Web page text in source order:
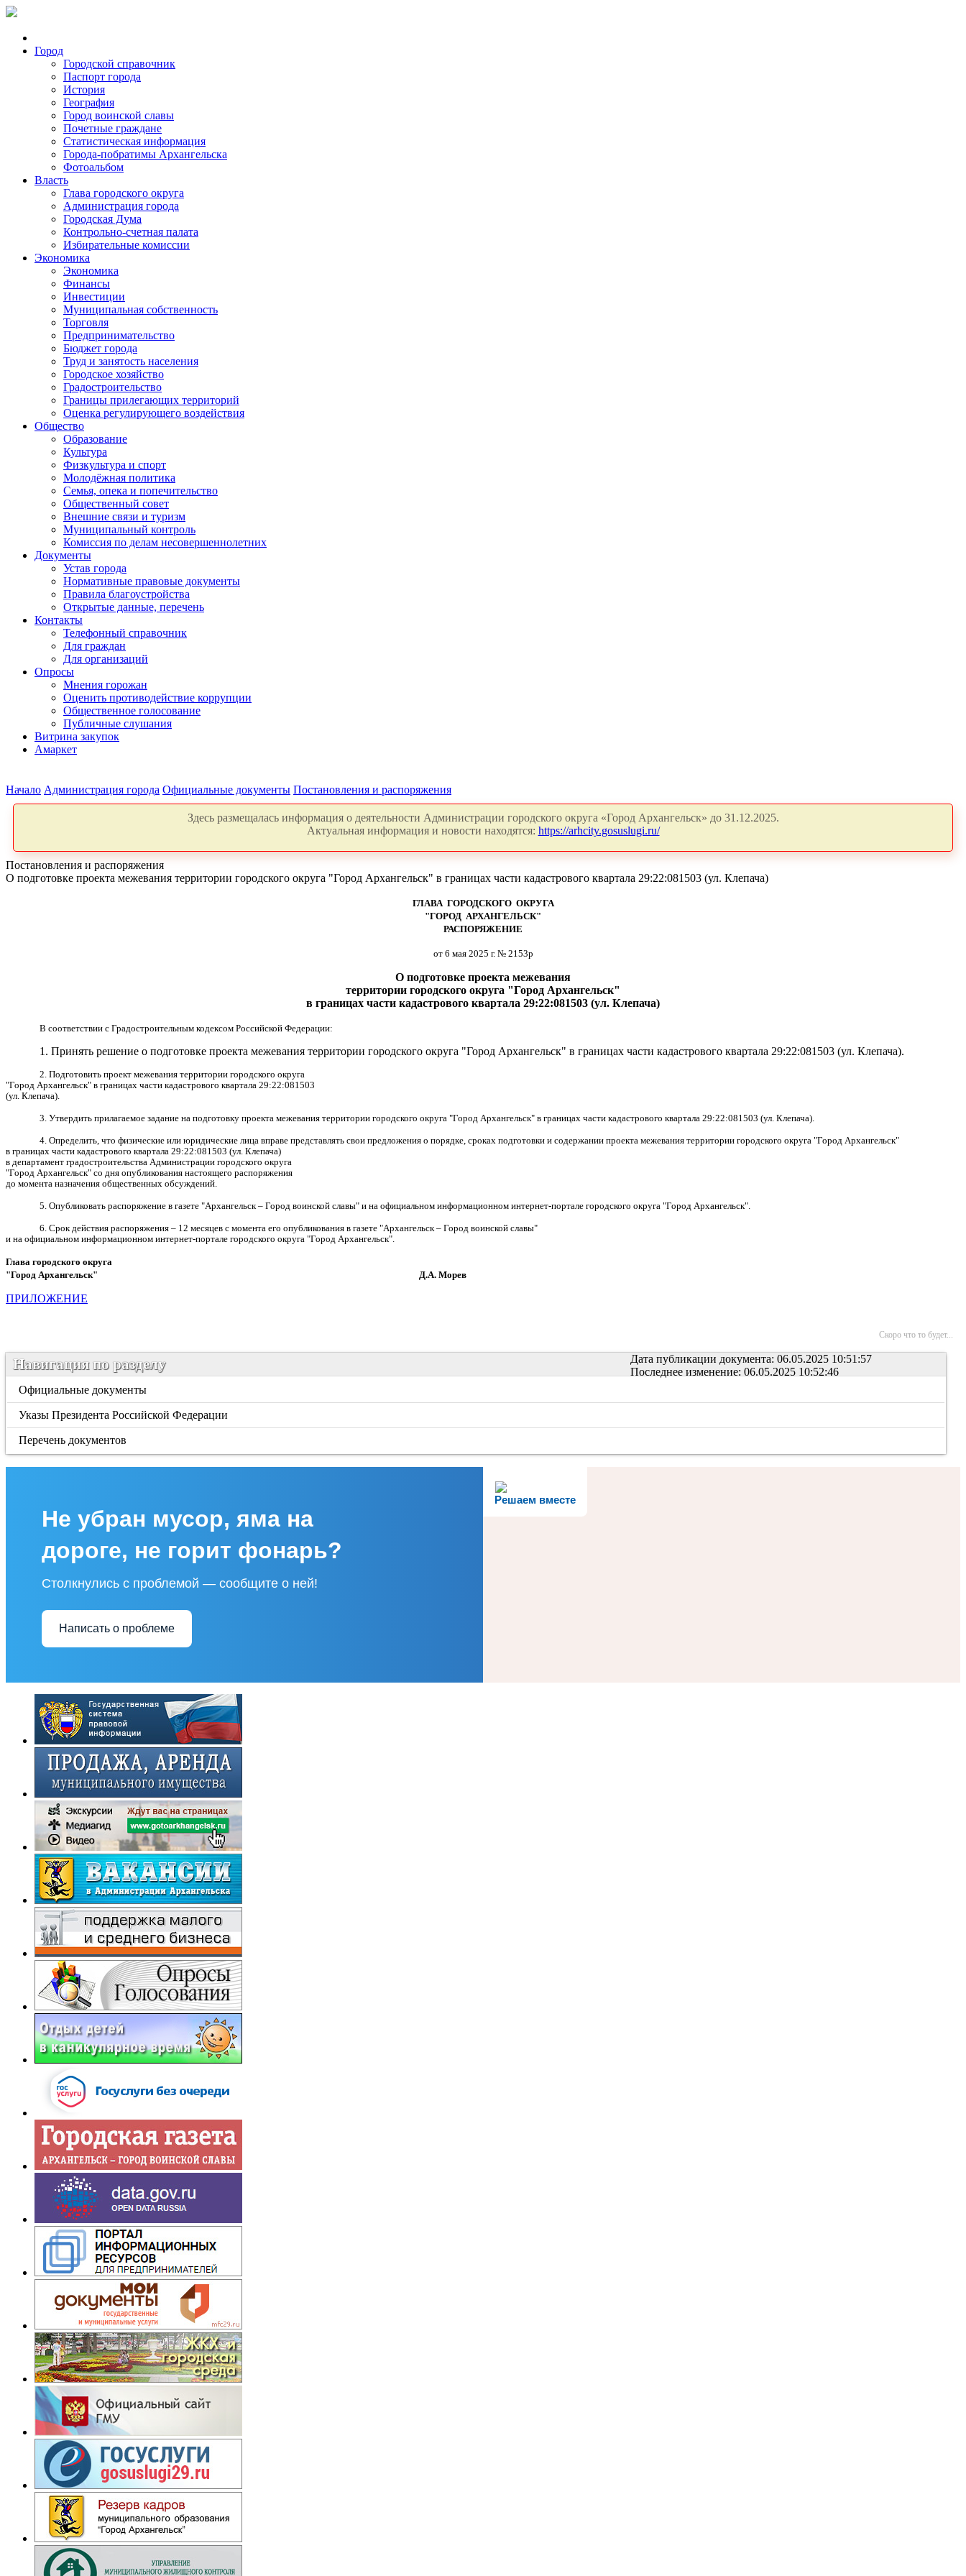
Город
Городской справочник
Паспорт города
История
География
Город воинской славы
Почетные граждане
Статистическая информация
Города-побратимы Архангельска
Фотоальбом
Власть
Глава городского округа
Администрация города
Городская Дума
Контрольно-счетная палата
Избирательные комиссии
Экономика
Экономика
Финансы
Инвестиции
Муниципальная собственность
Торговля
Предпринимательство
Бюджет города
Труд и занятость населения
Городское хозяйство
Градостроительство
Границы прилегающих территорий
Оценка регулирующего воздействия
Общество
Образование
Культура
Физкультура и спорт
Молодёжная политика
Семья, опека и попечительство
Общественный совет
Внешние связи и туризм
Муниципальный контроль
Комиссия по делам несовершеннолетних
Документы
Устав города
Нормативные правовые документы
Правила благоустройства
Открытые данные, перечень
Контакты
Телефонный справочник
Для граждан
Для организаций
Опросы
Мнения горожан
Оценить противодействие коррупции
Общественное голосование
Публичные слушания
Витрина закупок
Амаркет
Начало Администрация города Официальные документы Постановления и распоряжения
Здесь размещалась информация о деятельности Администрации городского округа «Город Архангельск» до 31.12.2025.
Актуальная информация и новости находятся: https://arhcity.gosuslugi.ru/
Постановления и распоряжения
О подготовке проекта межевания территории городского округа "Город Архангельск" в границах части кадастрового квартала 29:22:081503 (ул. Клепача)
ГЛАВА ГОРОДСКОГО ОКРУГА
"ГОРОД АРХАНГЕЛЬСК"
РАСПОРЯЖЕНИЕ
от 6 мая 2025 г. № 2153р
О подготовке проекта межевания
территории городского округа "Город Архангельск"
в границах части кадастрового квартала 29:22:081503 (ул. Клепача)
В соответствии с Градостроительным кодексом Российской Федерации:
1. Принять решение о подготовке проекта межевания территории городского округа "Город Архангельск" в границахчасти кадастрового квартала 29:22:081503 (ул. Клепача).
2. Подготовить проект межевания территории городского округа
"Город Архангельск" в границах части кадастрового квартала 29:22:081503
(ул. Клепача).
3. Утвердить прилагаемое задание на подготовку проекта межевания территории городского округа "Город Архангельск" в границахчасти кадастрового квартала 29:22:081503 (ул. Клепача).
4. Определить, что физические или юридические лица вправе представлять свои предложения о порядке, сроках подготовки и содержании проекта межевания территории городского округа "Город Архангельск"
в границах части кадастрового квартала 29:22:081503 (ул. Клепача)
в департамент градостроительства Администрации городского округа
"Город Архангельск" со дня опубликования настоящего распоряжения
до момента назначения общественных обсуждений.
5. Опубликовать распоряжение в газете "Архангельск – Город воинской славы" и на официальном информационном интернет-портале городского округа "Город Архангельск".
6. Срок действия распоряжения – 12 месяцев с момента его опубликования в газете "Архангельск – Город воинской славы"
и на официальном информационном интернет-портале городского округа "Город Архангельск".
Глава городского округа
"Город Архангельск" Д.А. Морев
ПРИЛОЖЕНИЕ
Скоро что то будет...
Дата публикации документа: 06.05.2025 10:51:57
Последнее изменение: 06.05.2025 10:52:46
Навигация по разделу
Официальные документы
Указы Президента Российской Федерации
Перечень документов
Решаем вместе
Не убран мусор, яма на
дороге, не горит фонарь?
Столкнулись с проблемой — сообщите о ней!
Написать о проблеме